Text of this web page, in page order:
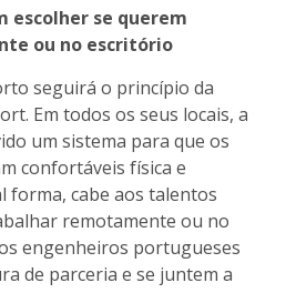
escolher se querem
ou no escritório
seguirá o princípio da
Em todos os seus locais, a
um sistema para que os
confortáveis física e
forma, cabe aos talentos
remotamente ou no
engenheiros portugueses
de parceria e se juntem a